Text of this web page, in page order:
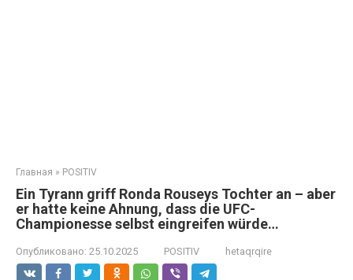
Главная » POSITIV
Ein Tyrann griff Ronda Rouseys Tochter an – aber
er hatte keine Ahnung, dass die UFC-
Championesse selbst eingreifen würde…
Опубликовано: 25.10.2025 POSITIV hetaqrqire